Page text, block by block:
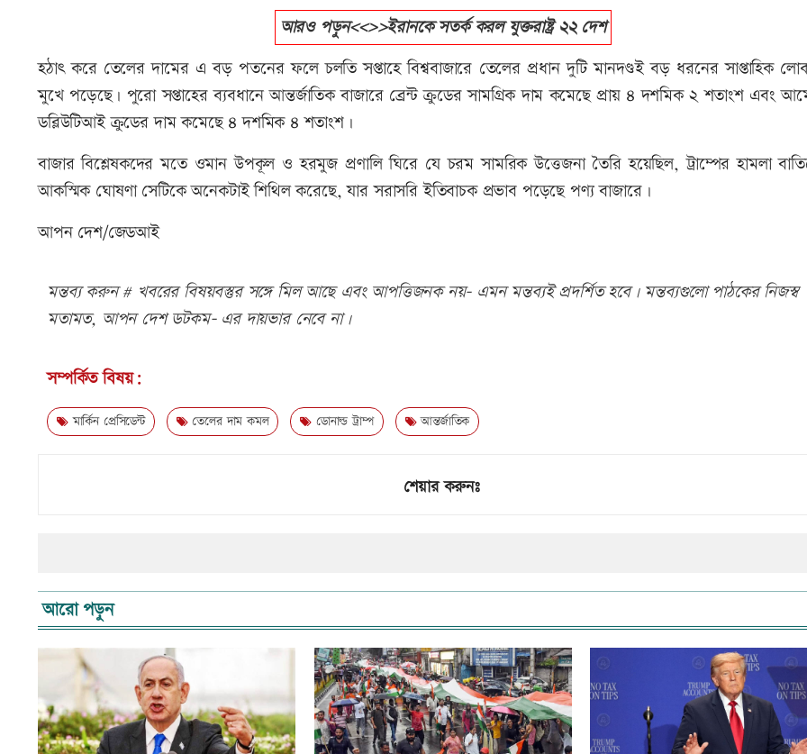
আরও পড়ুন<<>>ইরানকে সতর্ক করল যুক্তরাষ্ট্র ২২ দেশ
হঠাৎ করে তেলের দামের এ বড় পতনের ফলে চলতি সপ্তাহে বিশ্ববাজারে তেলের প্রধান দুটি মানদণ্ডই বড় ধরনের সাপ্তাহিক
মুখে পড়েছে। পুরো সপ্তাহের ব্যবধানে আন্তর্জাতিক বাজারে ব্রেন্ট ক্রুডের সামগ্রিক দাম কমেছে প্রায় ৪ দশমিক ২ শতাংশ এবং
ডব্লিউটিআই ক্রুডের দাম কমেছে ৪ দশমিক ৪ শতাংশ।
বাজার বিশ্লেষকদের মতে ওমান উপকূল ও হরমুজ প্রণালি ঘিরে যে চরম সামরিক উত্তেজনা তৈরি হয়েছিল, ট্রাম্পের হামলা
আকস্মিক ঘোষণা সেটিকে অনেকটাই শিথিল করেছে, যার সরাসরি ইতিবাচক প্রভাব পড়েছে পণ্য বাজারে।
আপন দেশ/জেডআই
মন্তব্য করুন # খবরের বিষয়বস্তুর সঙ্গে মিল আছে এবং আপত্তিজনক নয়- এমন মন্তব্যই প্রদর্শিত হবে। মন্তব্যগুলো পাঠকের নিজস্ব
মতামত, আপন দেশ ডটকম- এর দায়ভার নেবে না।
সম্পর্কিত বিষয়:
মার্কিন প্রেসিডেন্ট তেলের দাম কমল ডোনাল্ড ট্রাম্প আন্তর্জাতিক
শেয়ার করুনঃ
আরো পড়ুন